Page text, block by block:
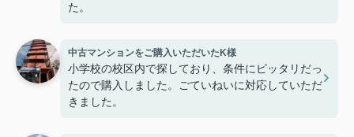
た。
中古マンションをご購入いただいたK様
小学校の校区内で探しており、条件にピッタリだっ
たので購入しました。ごていねいに対応していただ
きました。